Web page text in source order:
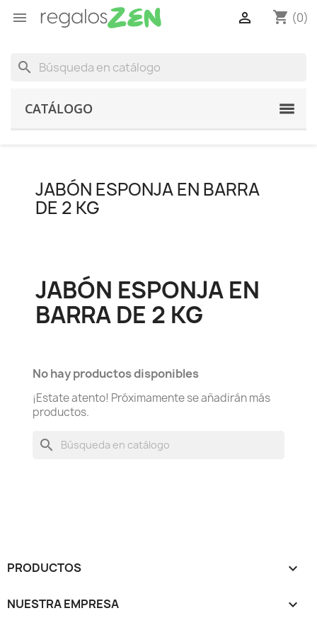
 shopping_cart (0)

search
CATÁLOGO
JABÓN ESPONJA EN BARRA
DE 2 KG
JABÓN ESPONJA EN
BARRA DE 2 KG
No hay productos disponibles
¡Estate atento! Próximamente se añadirán más
productos.
search
PRODUCTOS 
NUESTRA EMPRESA 